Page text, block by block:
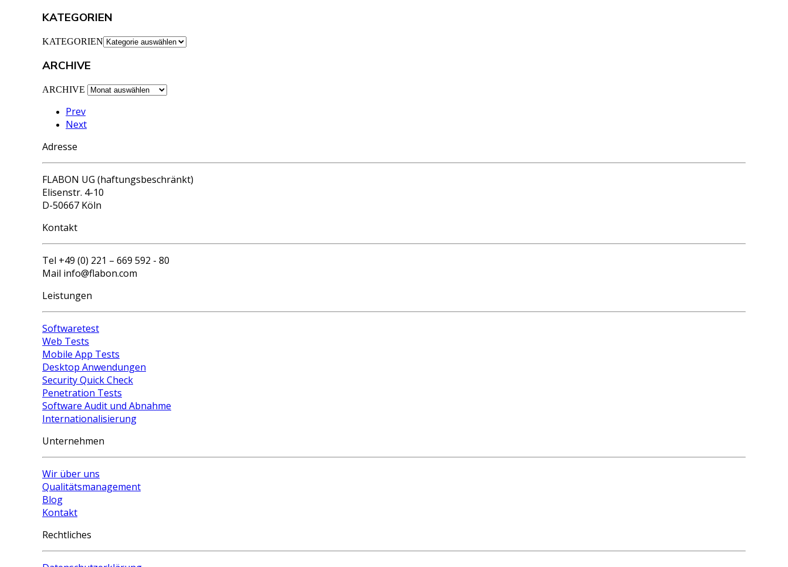
KATEGORIEN
KATEGORIEN
ARCHIVE
ARCHIVE
Prev
Next
Adresse
FLABON UG (haftungsbeschränkt)
Elisenstr. 4-10
D-50667 Köln
Kontakt
Tel +49 (0) 221 – 669 592 - 80
Mail info@flabon.com
Leistungen
Softwaretest
Web Tests
Mobile App Tests
Desktop Anwendungen
Security Quick Check
Penetration Tests
Software Audit und Abnahme
Internationalisierung
Unternehmen
Wir über uns
Qualitätsmanagement
Blog
Kontakt
Rechtliches